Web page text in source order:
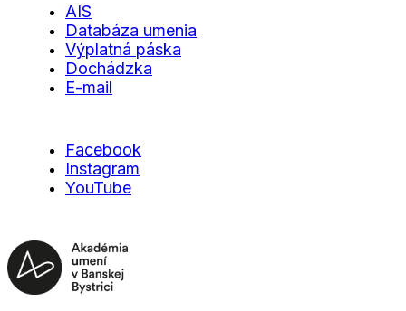
AIS
Databáza umenia
Výplatná páska
Dochádzka
E-mail
Facebook
Instagram
YouTube